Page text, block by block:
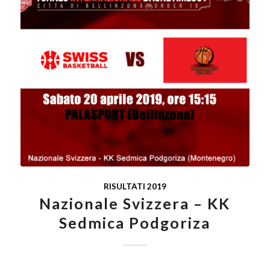
RISULTATI 2019
Nazionale Svizzera – KK
Sedmica Podgoriza